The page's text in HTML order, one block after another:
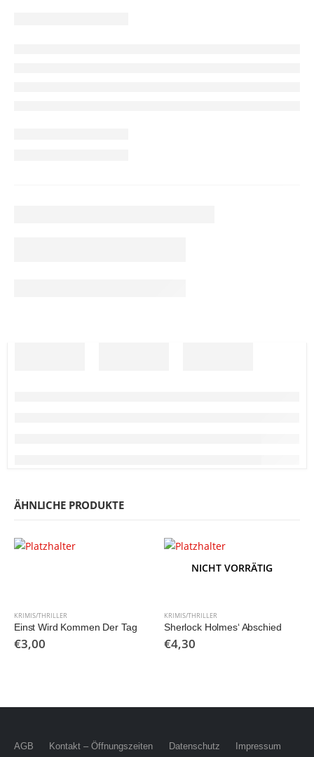
ÄHNLICHE PRODUKTE
KRIMIS/THRILLER
Einst Wird Kommen Der Tag
€3,00
NICHT VORRÄTIG
KRIMIS/THRILLER
Sherlock Holmes‘ Abschied
€4,30
AGB Kontakt – Öffnungszeiten Datenschutz
Impressum